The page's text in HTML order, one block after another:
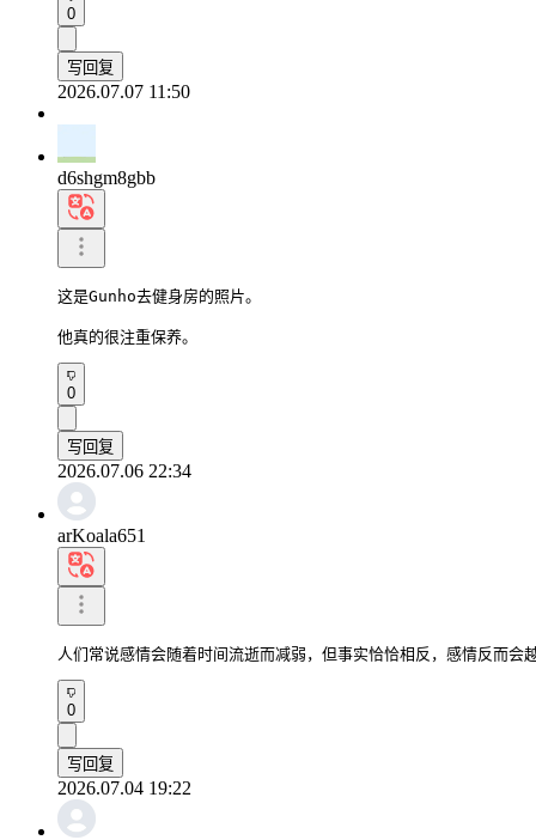
0
写回复
2026.07.07 11:50
d6shgm8gbb
这是Gunho去健身房的照片。
他真的很注重保养。
0
写回复
2026.07.06 22:34
arKoala651
人们常说感情会随着时间流逝而减弱，但事实恰恰相反，感情反而会
0
写回复
2026.07.04 19:22